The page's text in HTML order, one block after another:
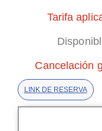
Tarifa
Cancelación
LINK DE RESERVA